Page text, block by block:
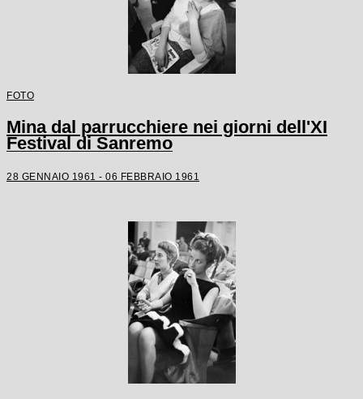
FOTO
Mina dal parrucchiere nei giorni dell'XI
Festival di Sanremo
28 GENNAIO 1961 - 06 FEBBRAIO 1961